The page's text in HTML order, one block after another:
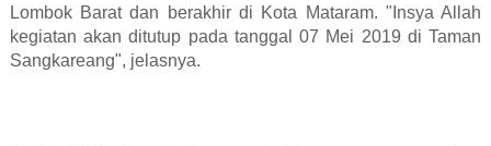
Lombok Barat dan berakhir di Kota Mataram. "Insya Allah
kegiatan akan ditutup pada tanggal 07 Mei 2019 di Taman
Sangkareang", jelasnya.